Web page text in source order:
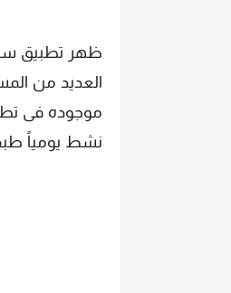
العديد من
نشط يومياً